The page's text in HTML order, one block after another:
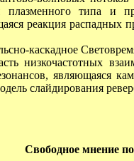
плазменного типа и
реакция распадных
каскадное
низкочастотных
являющаяся
слайдирования
Свободное мнение